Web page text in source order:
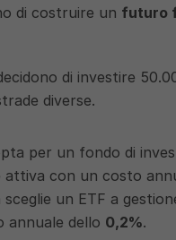
di costruire un futuro
di investire
diverse.
per un fondo di
attiva con un costo
sceglie un ETF a
annuale dello 0,2%.